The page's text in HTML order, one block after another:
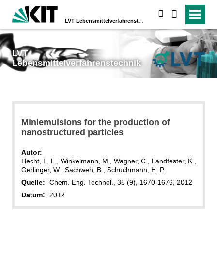
LVTLebensmittelverfahrenstechnik
LVT
Lebensmittelverfahrenstechnik
Miniemulsions for the production of
nanostructured particles
Autor:
Hecht, L. L., Winkelmann, M., Wagner, C., Landfester, K.,
Gerlinger, W., Sachweh, B., Schuchmann, H. P.
Quelle:
Chem. Eng. Technol., 35 (9), 1670-1676, 2012
Datum:
2012